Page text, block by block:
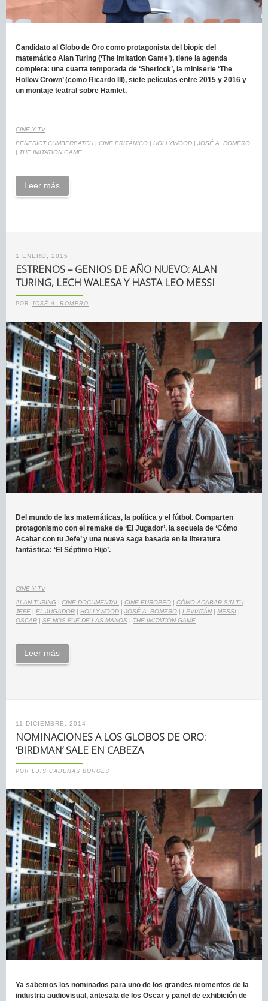
Candidato al Globo de Oro como protagonista del biopic del
matemático Alan Turing (‘The Imitation Game’), tiene la agenda
completa: una cuarta temporada de ‘Sherlock’, la miniserie ‘The
Hollow Crown’ (como Ricardo III), siete películas entre 2015 y 2016 y
un montaje teatral sobre Hamlet.
CINE Y TV
BENEDICT CUMBERBATCH | CINE BRITÁNICO | HOLLYWOOD | JOSÉ A. ROMERO
| THE IMITATION GAME
Leer más
1 ENERO, 2015
ESTRENOS – GENIOS DE AÑO NUEVO: ALAN
TURING, LECH WALESA Y HASTA LEO MESSI
POR JOSÉ A. ROMERO
Del mundo de las matemáticas, la política y el fútbol. Comparten
protagonismo con el remake de ‘El Jugador’, la secuela de ‘Cómo
Acabar con tu Jefe’ y una nueva saga basada en la literatura
fantástica: ‘El Séptimo Hijo’.
CINE Y TV
ALAN TURING | CINE DOCUMENTAL | CINE EUROPEO | CÓMO ACABAR SIN TU
JEFE | EL JUGADOR | HOLLYWOOD | JOSÉ A. ROMERO | LEVIATÁN | MESSI |
OSCAR | SE NOS FUE DE LAS MANOS | THE IMITATION GAME
Leer más
11 DICIEMBRE, 2014
NOMINACIONES A LOS GLOBOS DE ORO:
‘BIRDMAN’ SALE EN CABEZA
POR LUIS CADENAS BORGES
Ya sabemos los nominados para uno de los grandes momentos de la
industria audiovisual, antesala de los Oscar y panel de exhibición de